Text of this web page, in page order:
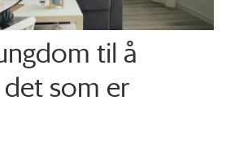
til å
som er